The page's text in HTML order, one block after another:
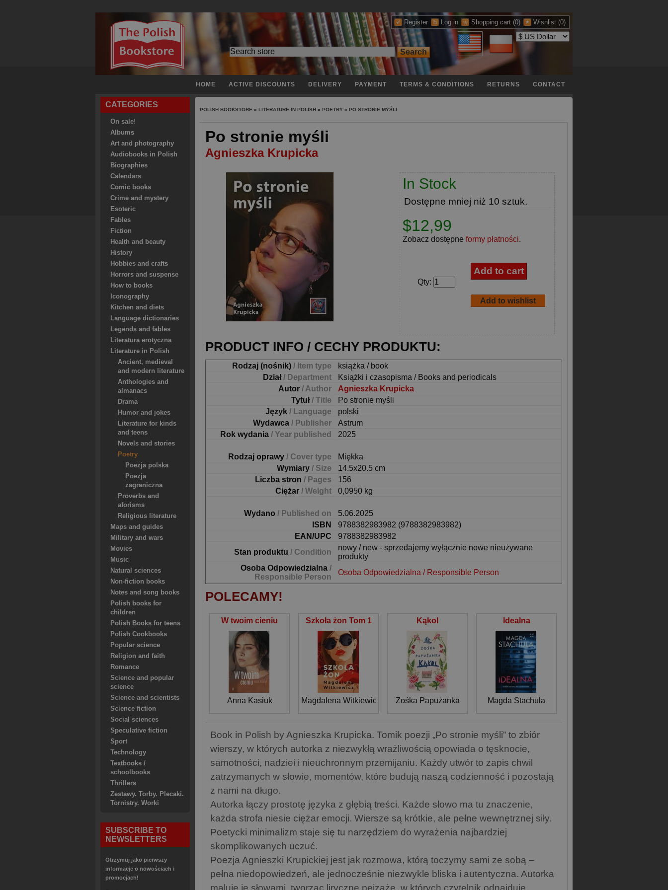
Register Log in Shopping cart (0) Wishlist (0)
HOME ACTIVE DISCOUNTS DELIVERY PAYMENT TERMS & CONDITIONS RETURNS CONTACT
CATEGORIES
On sale!
Albums
Art and photography
Audiobooks in Polish
Biographies
Calendars
Comic books
Crime and mystery
Esoteric
Fables
Fiction
Health and beauty
History
Hobbies and crafts
Horrors and suspense
How to books
Iconography
Kitchen and diets
Language dictionaries
Legends and fables
Literatura erotyczna
Literature in Polish
Ancient, medieval
and modern literature
Anthologies and
almanacs
Drama
Humor and jokes
Literature for kinds
and teens
Novels and stories
Poetry
Poezja polska
Poezja
zagraniczna
Proverbs and
aforisms
Religious literature
Maps and guides
Military and wars
Movies
Music
Natural sciences
Non-fiction books
Notes and song books
Polish books for
children
Polish Books for teens
Polish Cookbooks
Popular science
Religion and faith
Romance
Science and popular
science
Science and scientists
Science fiction
Social sciences
Speculative fiction
Sport
Technology
Textbooks /
schoolbooks
Thrillers
Zestawy. Torby. Plecaki.
Tornistry. Worki
SUBSCRIBE TO
NEWSLETTERS
Otrzymuj jako pierwszy
informacje o nowościach i
promocjach!
POLISH BOOKSTORE » LITERATURE IN POLISH » POETRY » PO STRONIE MYŚLI
Po stronie myśli
Agnieszka Krupicka
In Stock
Dostępne mniej niż 10 sztuk.
$12,99
Zobacz dostępne formy płatności.
Qty:
PRODUCT INFO / CECHY PRODUKTU:
Rodzaj (nośnik) / Item type
książka / book
Dział/ Department
Książki i czasopisma / Books and periodicals
Autor / Author
Agnieszka Krupicka
Tytuł/ Title
Po stronie myśli
Język / Language
polski
Wydawca / Publisher
Astrum
Rok wydania / Year published 2025
Rodzaj oprawy / Cover type
Miękka
Wymiary / Size
14.5x20.5 cm
Liczba stron / Pages
156
Ciężar / Weight 0,0950 kg
Wydano / Published on
5.06.2025
ISBN
9788382983982 (9788382983982)
EAN/UPC
9788382983982
Stan produktu / Condition
nowy / new - sprzedajemy wyłącznie nowe nieużywane
produkty
Osoba Odpowiedzialna /
Responsible Person
Osoba Odpowiedzialna / Responsible Person
POLECAMY!
W twoim cieniu
Anna Kasiuk
Szkoła żon Tom 1
Magdalena Witkiewicz
Kąkol
Zośka Papużanka
Idealna
Magda Stachula
Book in Polish by Agnieszka Krupicka. Tomik poezji „Po stronie myśli” to zbiór
wierszy, w których autorka z niezwykłą wrażliwością opowiada o tęsknocie,
samotności, nadziei i nieuchronnym przemijaniu. Każdy utwór to zapis chwil
zatrzymanych w słowie, momentów, które budują naszą codzienność i pozostają
z nami na długo.
Autorka łączy prostotę języka z głębią treści. Każde słowo ma tu znaczenie,
każda strofa niesie ciężar emocji. Wiersze są krótkie, ale pełne wewnętrznej siły.
Poetycki minimalizm staje się tu narzędziem do wyrażenia najbardziej
skomplikowanych uczuć.
Poezja Agnieszki Krupickiej jest jak rozmowa, którą toczymy sami ze sobą –
pełna niedopowiedzeń, ale jednocześnie niezwykle bliska i autentyczna. Autorka
maluje je słowami, tworząc liryczne pejzaże, w których czytelnik odnajduje